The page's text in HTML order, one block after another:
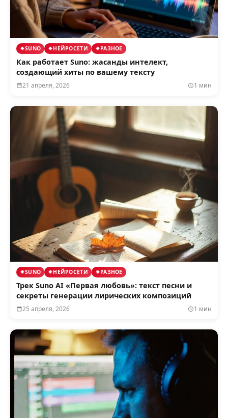
SUNO НЕЙРОСЕТИ РАЗНОЕ
Как работает Suno: жасанды интелект,
создающий хиты по вашему тексту
21 апреля, 2026 1 мин
SUNO НЕЙРОСЕТИ РАЗНОЕ
Трек Suno AI «Первая любовь»: текст песни и
секреты генерации лирических композиций
25 апреля, 2026 1 мин